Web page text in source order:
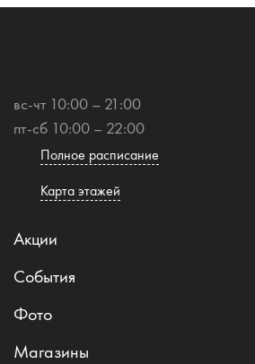
вс-чт 10:00 – 21:00
пт-сб 10:00 – 22:00
Полное расписание
Карта этажей
Акции
События
Фото
Магазины